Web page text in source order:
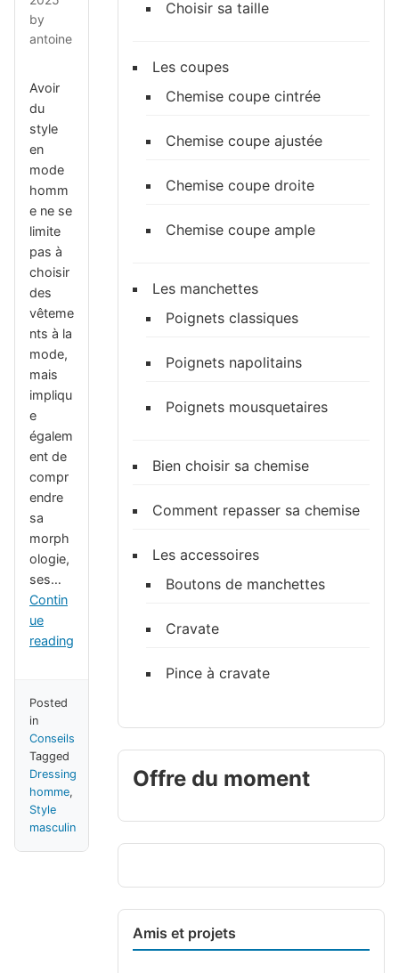
by
antoine
Avoir
du
style
en
mode
homm
e ne se
limite
pas à
choisir
des
vêteme
nts à la
mode,
mais
impliqu
e
égalem
ent de
compr
endre
sa
morph
ologie,
ses…
Contin
ue
reading
Posted
in
Conseils
Tagged
Dressing
homme,
Style
masculin
Choisir sa taille
Les coupes
Chemise coupe cintrée
Chemise coupe ajustée
Chemise coupe droite
Chemise coupe ample
Les manchettes
Poignets classiques
Poignets napolitains
Poignets mousquetaires
Bien choisir sa chemise
Comment repasser sa chemise
Les accessoires
Boutons de manchettes
Cravate
Pince à cravate
Offre du moment
Amis et projets